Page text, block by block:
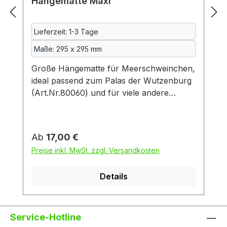
Lieferzeit: 1-3 Tage
Maße: 295 x 295 mm
Große Hängematte für Meerschweinchen,
ideal passend zum Palas der Wutzenburg
(Art.Nr.80060) und für viele andere
gepolstert mit Volumenvlies.
Maschinenwaschbar bei 40°C. Alle
gewaschen. Hergestellt in Deutschland.
HÄNGEMATTENGESTELL (Art.Nr. 80108)
Regulärer Preis:
Ab 17,00 €
Preise inkl. MwSt. zzgl. Versandkosten
Details
Service-Hotline